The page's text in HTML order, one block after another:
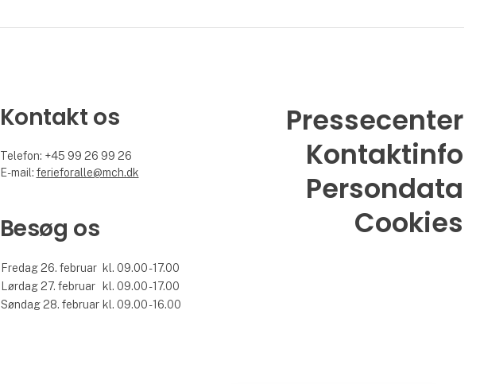
Kontakt os
Telefon: +45 99 26 99 26
E-mail: ferieforalle@mch.dk
Besøg os
Fredag 26. februar kl. 09.00 - 17.00
Lørdag 27. februar kl. 09.00 - 17.00
Søndag 28. februar kl. 09.00 - 16.00
Pressecenter
Kontaktinfo
Persondata
Cookies